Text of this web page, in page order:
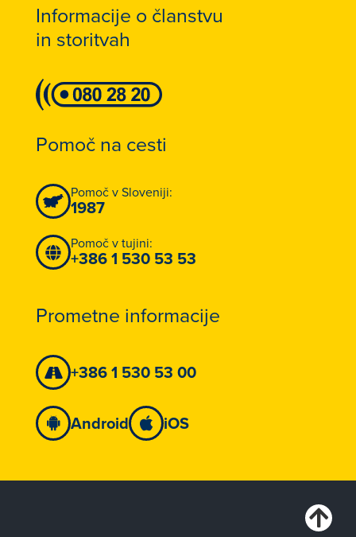
Informacije o članstvu
in storitvah
Pomoč na cesti
Pomoč v Sloveniji:
1987
Pomoč v tujini:
+386 1 530 53 53
Prometne informacije
+386 1 530 53 00
Android iOS